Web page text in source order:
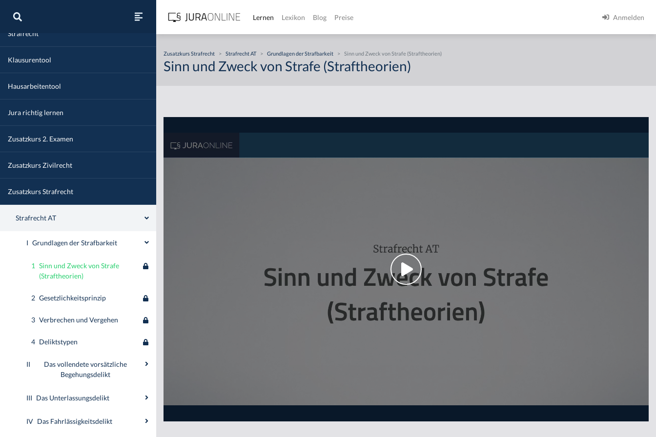
Strafrecht
Klausurentool
Hausarbeitentool
Jura richtig lernen
Zusatzkurs 2. Examen
Zusatzkurs Zivilrecht
Zusatzkurs Strafrecht
Strafrecht AT
I Grundlagen der Strafbarkeit
1 Sinn und Zweck von Strafe
(Straftheorien)
2 Gesetzlichkeitsprinzip
3 Verbrechen und Vergehen
4 Deliktstypen
II
Das vollendete vorsätzliche
Begehungsdelikt
III Das Unterlassungsdelikt
IV Das Fahrlässigkeitsdelikt
Lernen Lexikon Blog Preise Anmelden
Zusatzkurs Strafrecht > Strafrecht AT > Grundlagen der Strafbarkeit > Sinn und Zweck von Strafe (Straftheorien)
Sinn und Zweck von Strafe (Straftheorien)